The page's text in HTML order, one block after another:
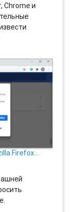
Chrome и
Firefox…